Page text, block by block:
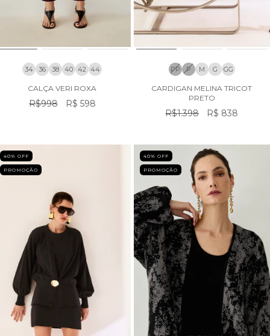
34 36 38 40 42 44
CALÇA VERI ROXA
R$998 R$ 598
PP P M G GG
CARDIGAN MELINA TRICOT
PRETO
R$1.398 R$ 838
40% OFF
PROMOÇÃO
40% OFF
PROMOÇÃO